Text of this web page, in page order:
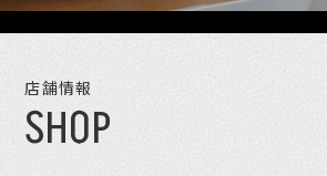
店舗情報
SHOP